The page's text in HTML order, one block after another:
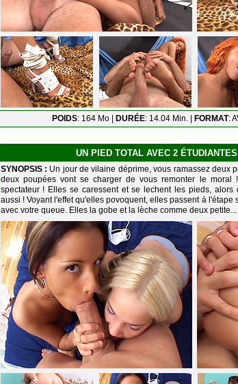
POIDS: 164 Mo | DURÉE: 14.04 Min. | FORMAT:
UN PIED TOTAL AVEC 2
SYNOPSIS : Un jour de vilaine déprime, vous ramassez deux
deux poupées vont se charger de vous remonter le moral
spectateur ! Elles se caressent et se lechent les pieds,
aussi ! Voyant l'effet qu'elles povoquent, elles passent à
avec votre queue. Elles la gobe et la lèche comme deux petite...